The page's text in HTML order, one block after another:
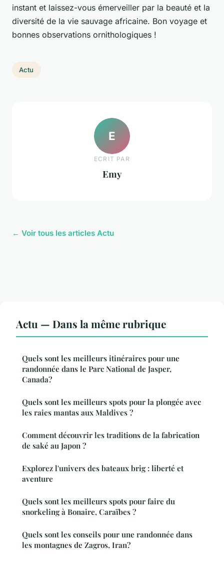
instant et laissez-vous émerveiller par la beauté et la
diversité de la vie sauvage africaine. Bon voyage et
bonnes observations ornithologiques !
Actu
E
ECRIT PAR
Emy
← Voir tous les articles Actu
Actu — Dans la même rubrique
Quels sont les meilleurs itinéraires pour une
randonnée dans le Parc National de Jasper,
Canada?
Quels sont les meilleurs spots pour la plongée avec
les raies mantas aux Maldives ?
Comment découvrir les traditions de la fabrication
de saké au Japon ?
Explorez l'univers des bateaux brig : liberté et
aventure
Quels sont les meilleurs spots pour faire du
snorkeling à Bonaire, Caraïbes ?
Quels sont les conseils pour une randonnée dans
les montagnes de Zagros, Iran?